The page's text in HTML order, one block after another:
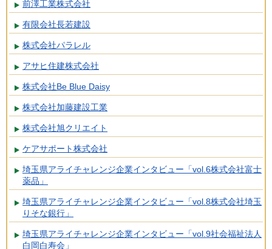
前澤工業株式会社
有限会社長若建設
株式会社パラレル
アサヒ住建株式会社
株式会社Be Blue Daisy
株式会社加藤建設工業
株式会社旭クリエイト
ケアサポート株式会社
埼玉県アライチャレンジ企業インタビュー「vol.6株式会社富士
薬品」
埼玉県アライチャレンジ企業インタビュー「vol.8株式会社埼玉
りそな銀行」
埼玉県アライチャレンジ企業インタビュー「vol.9社会福祉法人
白岡白寿会」